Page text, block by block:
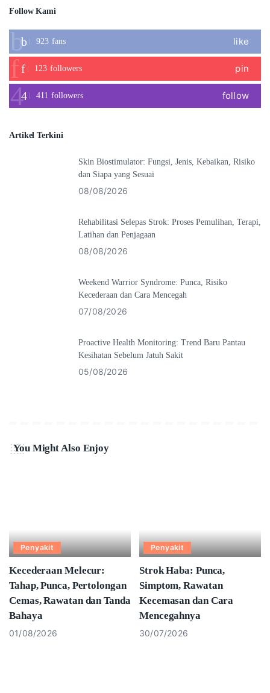
Follow Kami
923 fans like
123 followers pin
411 followers follow
Artikel Terkini
Skin Biostimulator: Fungsi, Jenis, Kebaikan, Risiko
dan Siapa yang Sesuai
08/08/2026
Rehabilitasi Selepas Strok: Proses Pemulihan, Terapi,
Latihan dan Penjagaan
08/08/2026
Weekend Warrior Syndrome: Punca, Risiko
Kecederaan dan Cara Mencegah
07/08/2026
Proactive Health Monitoring: Trend Baru Pantau
Kesihatan Sebelum Jatuh Sakit
05/08/2026
You Might Also Enjoy
Penyakit
Kecederaan Melecur:
Tahap, Punca, Pertolongan
Cemas, Rawatan dan Tanda
Bahaya
01/08/2026
Penyakit
Strok Haba: Punca,
Simptom, Rawatan
Kecemasan dan Cara
Mencegahnya
30/07/2026